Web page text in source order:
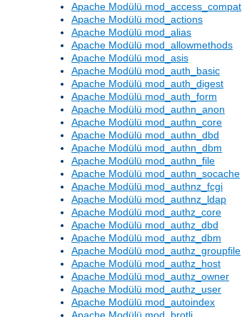
Apache Modülü mod_access_compat
Apache Modülü mod_actions
Apache Modülü mod_alias
Apache Modülü mod_allowmethods
Apache Modülü mod_asis
Apache Modülü mod_auth_basic
Apache Modülü mod_auth_digest
Apache Modülü mod_auth_form
Apache Modülü mod_authn_anon
Apache Modülü mod_authn_core
Apache Modülü mod_authn_dbd
Apache Modülü mod_authn_dbm
Apache Modülü mod_authn_file
Apache Modülü mod_authn_socache
Apache Modülü mod_authnz_fcgi
Apache Modülü mod_authnz_ldap
Apache Modülü mod_authz_core
Apache Modülü mod_authz_dbd
Apache Modülü mod_authz_dbm
Apache Modülü mod_authz_groupfile
Apache Modülü mod_authz_host
Apache Modülü mod_authz_owner
Apache Modülü mod_authz_user
Apache Modülü mod_autoindex